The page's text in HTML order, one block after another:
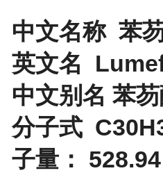
中文名称 苯
英文名
中文别名 苯
分子式
子量： 528.94